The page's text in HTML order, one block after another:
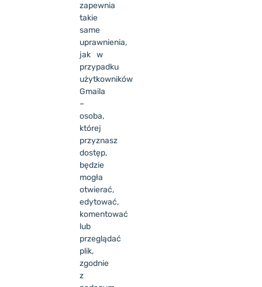
zapewnia
takie
same
uprawnienia,
jak w
przypadku
użytkowników
Gmaila
–
osoba,
której
przyznasz
dostęp,
będzie
mogła
otwierać,
edytować,
komentować
lub
przeglądać
plik,
zgodnie
z